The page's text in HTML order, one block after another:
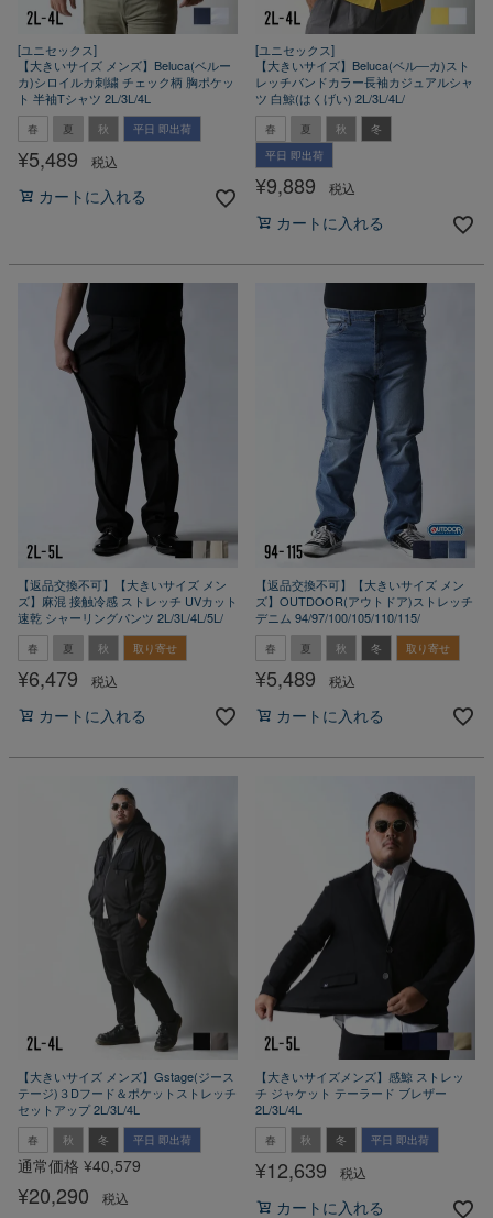
[ユニセックス]
【大きいサイズ メンズ】Beluca(ベルー
カ)シロイルカ刺繍 チェック柄 胸ポケッ
ト 半袖Tシャツ 2L/3L/4L
春 夏 秋 平日 即出荷
¥5,489 税込
カートに入れる
[ユニセックス]
【大きいサイズ】Beluca(ベル―カ)スト
レッチバンドカラー長袖カジュアルシャ
ツ 白鯨(はくげい) 2L/3L/4L/
春 夏 秋
冬
平日 即出荷
¥9,889 税込
カートに入れる
【返品交換不可】【大きいサイズ メン
ズ】麻混 接触冷感 ストレッチ UVカット
速乾 シャーリングパンツ 2L/3L/4L/5L/
春 夏 秋 取り寄せ
¥6,479 税込
カートに入れる
【返品交換不可】【大きいサイズ メン
ズ】OUTDOOR(アウトドア)ストレッチ
デニム 94/97/100/105/110/115/
春 夏 秋 冬 取り寄せ
¥5,489 税込
カートに入れる
【大きいサイズ メンズ】Gstage(ジース
テージ)３Dフード＆ポケットストレッチ
セットアップ 2L/3L/4L
春 秋 冬 平日 即出荷
通常価格 ¥40,579
¥20,290 税込
【大きいサイズメンズ】感鯨 ストレッ
チ ジャケット テーラード ブレザー
2L/3L/4L
春 秋 冬 平日 即出荷
¥12,639 税込
カートに入れる